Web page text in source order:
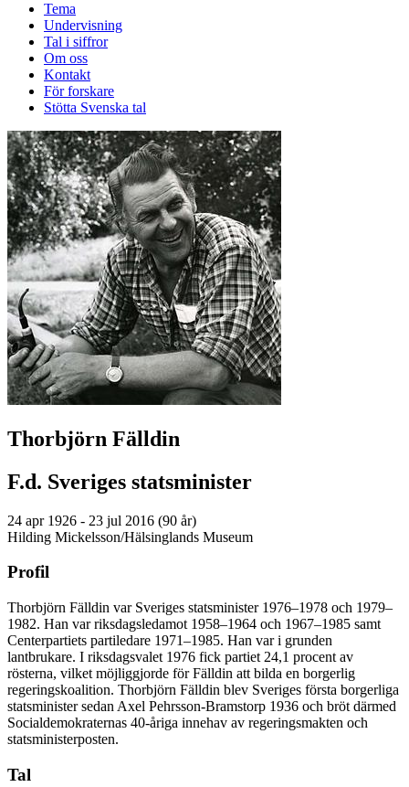
Tema
Undervisning
Tal i siffror
Om oss
Kontakt
För forskare
Stötta Svenska tal
Thorbjörn Fälldin
F.d. Sveriges statsminister
24 apr 1926 - 23 jul 2016 (90 år)
Hilding Mickelsson/Hälsinglands Museum
Profil
Thorbjörn Fälldin var Sveriges statsminister 1976–1978 och 1979–
1982. Han var riksdagsledamot 1958–1964 och 1967–1985 samt
Centerpartiets partiledare 1971–1985. Han var i grunden
lantbrukare. I riksdagsvalet 1976 fick partiet 24,1 procent av
rösterna, vilket möjliggjorde för Fälldin att bilda en borgerlig
regeringskoalition. Thorbjörn Fälldin blev Sveriges första borgerliga
statsminister sedan Axel Pehrsson-Bramstorp 1936 och bröt därmed
Socialdemokraternas 40-åriga innehav av regeringsmakten och
statsministerposten.
Tal